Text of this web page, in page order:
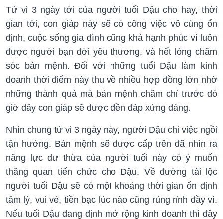
Tử vi 3 ngày tới của người tuổi Dậu cho hay, thời
gian tới, con giáp này sẽ có công việc vô cùng ổn
định, cuộc sống gia đình cũng khá hạnh phúc vì luôn
được người bạn đời yêu thương, và hết lòng chăm
sóc bản mệnh. Đối với những tuổi Dậu làm kinh
doanh thời điểm này thu về nhiều hợp đồng lớn nhờ
những thành quả mà bản mệnh chăm chỉ trước đó
giờ đây con giáp sẽ được đền đáp xứng đáng.
Nhìn chung tử vi 3 ngày này, người Dậu chỉ việc ngồi
tận hưởng. Bản mệnh sẽ được cấp trên đã nhìn ra
năng lực dư thừa của người tuổi này có ý muốn
thăng quan tiến chức cho Dậu. Về đường tài lộc
người tuổi Dậu sẽ có một khoảng thời gian ổn định
tâm lý, vui vẻ, tiền bạc lúc nào cũng rủng rỉnh đầy ví.
Nếu tuổi Dậu đang định mở rộng kinh doanh thì đây